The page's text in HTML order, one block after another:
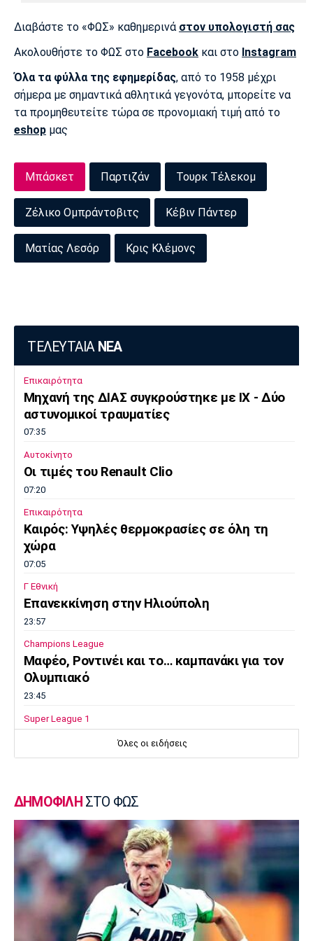
Διαβάστε το «ΦΩΣ» καθημερινά στον υπολογιστή σας
Ακολουθήστε το ΦΩΣ στο Facebook και στο Instagram
Όλα τα φύλλα της εφημερίδας, από το 1958 μέχρι
σήμερα με σημαντικά αθλητικά γεγονότα, μπορείτε να
τα προμηθευτείτε τώρα σε προνομιακή τιμή από το
eshop μας
Μπάσκετ Παρτιζάν Τουρκ Τέλεκομ
Ζέλικο Ομπράντοβιτς Κέβιν Πάντερ
Ματίας Λεσόρ Κρις Κλέμονς
ΤΕΛΕΥΤΑΙΑ ΝΕΑ
Επικαιρότητα
Μηχανή της ΔΙΑΣ συγκρούστηκε με ΙΧ - Δύο
αστυνομικοί τραυματίες
07:35
Αυτοκίνητο
Οι τιμές του Renault Clio
07:20
Επικαιρότητα
Καιρός: Υψηλές θερμοκρασίες σε όλη τη
χώρα
07:05
Γ Εθνική
Επανεκκίνηση στην Ηλιούπολη
23:57
Champions League
Μαφέο, Ροντινέι και το… καμπανάκι για τον
Ολυμπιακό
23:45
Super League 1
Βόλος: Ανακοίνωσε χορηγική συμφωνία
Προδρομίδη: «Ήταν θέμα εγωισμού»
Στίβος
Παγκόσμιο Πρωτάθλημα Κ20: Ατομικό ρεκόρ
η Γέρου, το πάλεψε η Πάσιου
23:08
Ποδόσφαιρο - Διεθνή
Παρί Σεν Ζερμέν: Ισόπαλο το φιλικό με τη
Όλες οι ειδήσεις
ΔΗΜΟΦΙΛΗ ΣΤΟ ΦΩΣ